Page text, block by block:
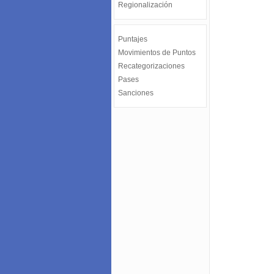
Regionalización
Puntajes
Movimientos de Puntos
Recategorizaciones
Pases
Sanciones